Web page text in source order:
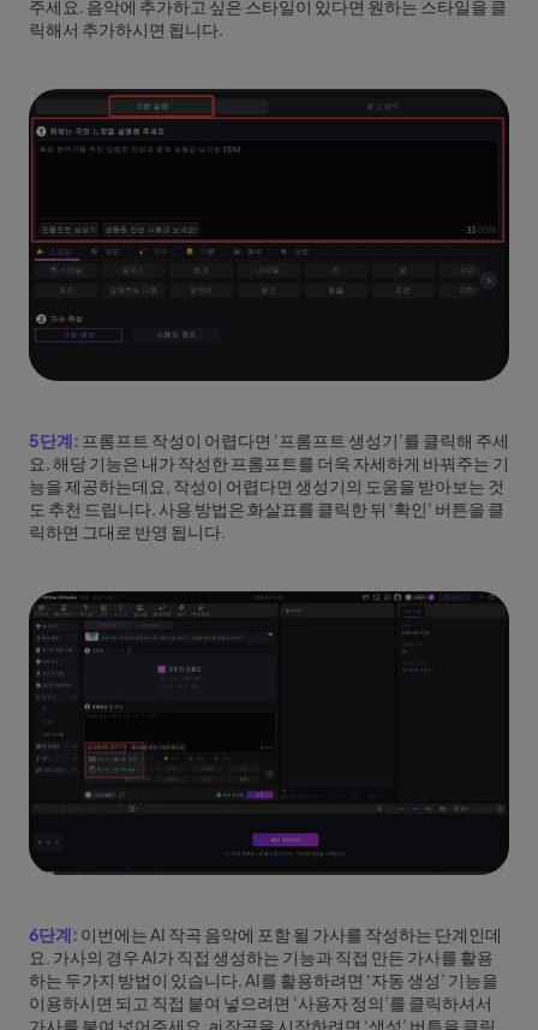
주세요. 음악에 추가하고 싶은 스타일이 있다면 원하는 스타일을 클
릭해서 추가하시면 됩니다.
5단계: 프롬프트 작성이 어렵다면 ‘프롬프트 생성기’를 클릭해 주세
요. 해당 기능은 내가 작성한 프롬프트를 더욱 자세하게 바꿔주는 기
능을 제공하는데요, 작성이 어렵다면 생성기의 도움을 받아보는 것
도 추천 드립니다. 사용 방법은 화살표를 클릭한 뒤 ‘확인’ 버튼을 클
릭하면 그대로 반영 됩니다.
6단계: 이번에는 AI 작곡 음악에 포함 될 가사를 작성하는 단계인데
요. 가사의 경우 AI가 직접 생성하는 기능과 직접 만든 가사를 활용
하는 두가지 방법이 있습니다. AI를 활용하려면 ‘자동 생성’ 기능을
이용하시면 되고 직접 붙여 넣으려면 ‘사용자 정의’를 클릭하셔서
가사를 붙여 넣어주세요. ai 작곡을 시작하려면 ‘생성’ 버튼을 클릭